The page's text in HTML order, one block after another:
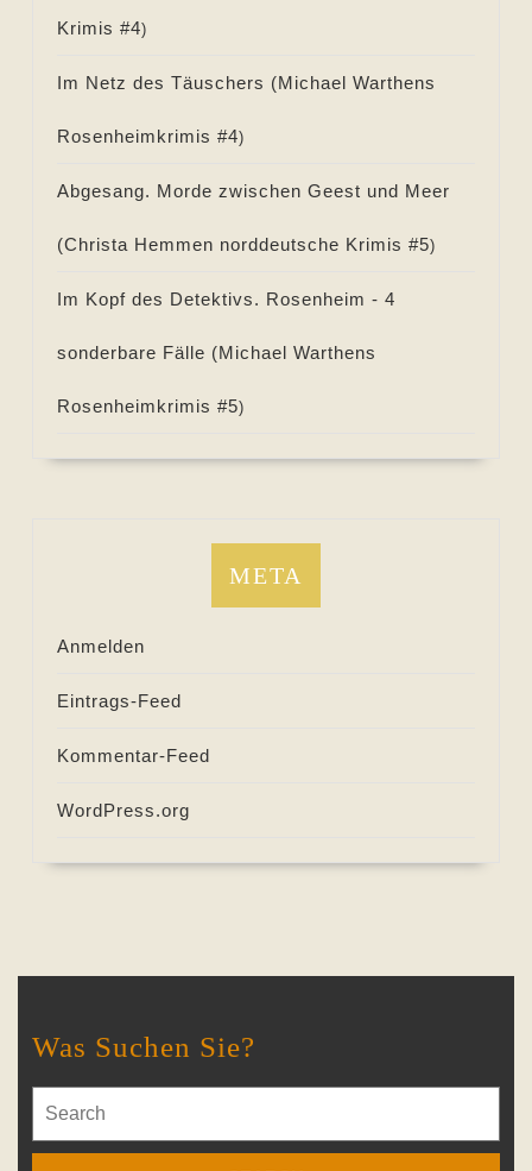
Krimis #4)
Im Netz des Täuschers (Michael Warthens
Rosenheimkrimis #4)
Abgesang. Morde zwischen Geest und Meer
(Christa Hemmen norddeutsche Krimis #5)
Im Kopf des Detektivs. Rosenheim - 4
sonderbare Fälle (Michael Warthens
Rosenheimkrimis #5)
META
Anmelden
Eintrags-Feed
Kommentar-Feed
WordPress.org
Was Suchen Sie?
for: